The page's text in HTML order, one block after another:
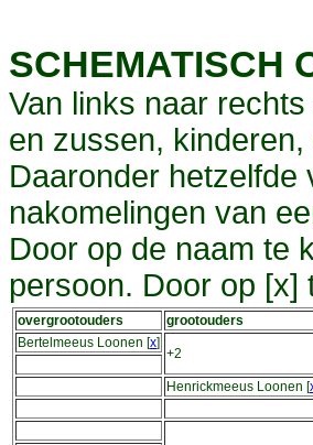
SCHEMATISCH
Van links naar
en zussen,
Daaronder hetzelfde
nakomelingen van
Door op de naam te
persoon. Door op [x]
overgrootouders grootouders
Bertelmeeus Loonen [x]
+2
Henrickmeeus Loonen [